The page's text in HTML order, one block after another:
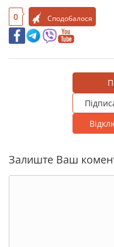
0 Сподобалося
Залиште Ваш